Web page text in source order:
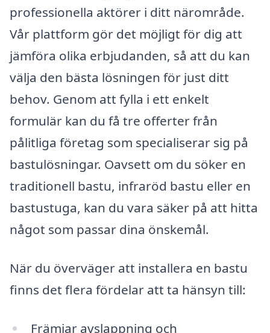
professionella aktörer i ditt närområde.
Vår plattform gör det möjligt för dig att
jämföra olika erbjudanden, så att du kan
välja den bästa lösningen för just ditt
behov. Genom att fylla i ett enkelt
formulär kan du få tre offerter från
pålitliga företag som specialiserar sig på
bastulösningar. Oavsett om du söker en
traditionell bastu, infraröd bastu eller en
bastustuga, kan du vara säker på att hitta
något som passar dina önskemål.
När du överväger att installera en bastu
finns det flera fördelar att ta hänsyn till:
Främjar avslappning och